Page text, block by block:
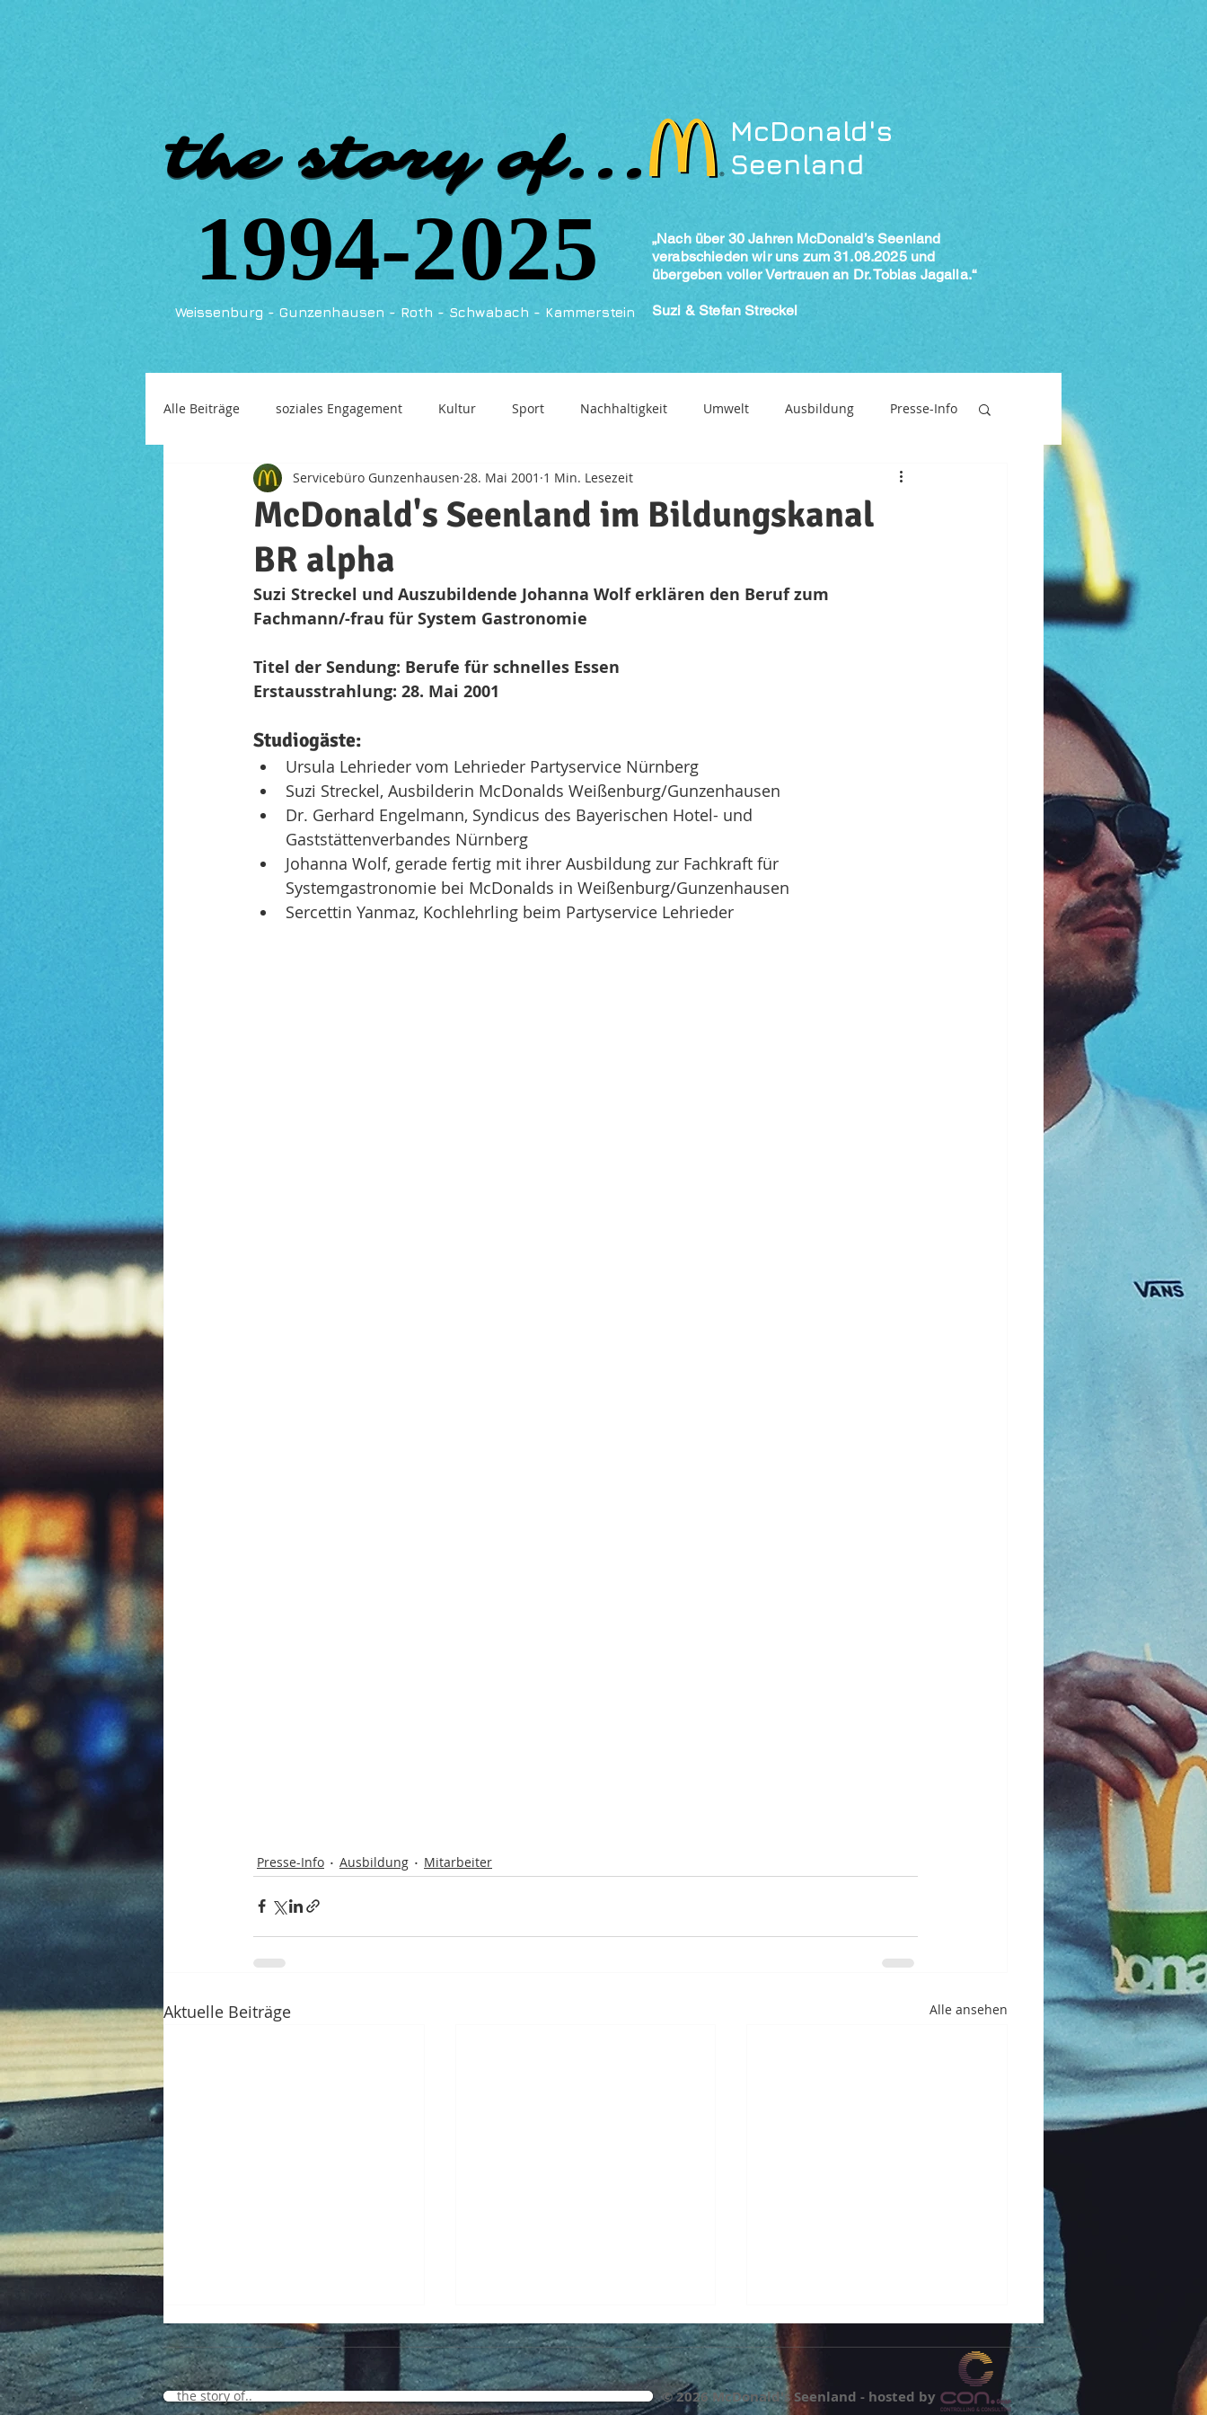
the story of...
the story of...
​McDonald's
Seenland
1994-2025
1994-2025
Weissenburg - Gunzenhausen - Roth - Schwabach - Kammerstein
„Nach über 30 Jahren McDonald’s Seenland
verabschieden wir uns zum 31.08.2025 und
übergeben voller Vertrauen an Dr. Tobias Jagalla.“
Suzi & Stefan Streckel
Alle Beiträge soziales Engagement Kultur Sport Nachhaltigkeit Umwelt Ausbildung Presse-Info
Mitarbeiter Restaurant der Zukunft Kinderhilfe Integration
McDonald's Seenland im Bildungskanal
BR alpha
Servicebüro Gunzenhausen 28. Mai 2001 1 Min. Lesezeit
Suzi Streckel und Auszubildende Johanna Wolf erklären den Beruf zum
Fachmann/-frau für System Gastronomie
Titel der Sendung: Berufe für schnelles Essen
Erstausstrahlung: 28. Mai 2001
Studiogäste:
Ursula Lehrieder vom Lehrieder Partyservice Nürnberg
Suzi Streckel, Ausbilderin McDonalds Weißenburg/Gunzenhausen
Dr. Gerhard Engelmann, Syndicus des Bayerischen Hotel- und
Gaststättenverbandes Nürnberg
Johanna Wolf, gerade fertig mit ihrer Ausbildung zur Fachkraft für
Systemgastronomie bei McDonalds in Weißenburg/Gunzenhausen
Sercettin Yanmaz, Kochlehrling beim Partyservice Lehrieder
Presse-Info Ausbildung Mitarbeiter
Aktuelle Beiträge Alle ansehen
the story of.. © 2026 McDonald's Seenland - hosted by